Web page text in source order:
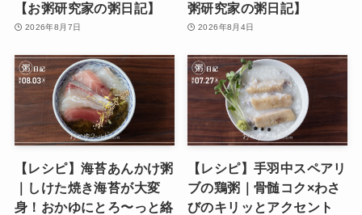
【お粥研究家の粥日記】
2026年8月7日
粥研究家の粥日記】
2026年8月4日
【レシピ】海苔あんかけ粥
｜しけた焼き海苔が大変
身！おかゆにとろ〜っと絡
【レシピ】手羽中スペアリ
ブの鶏粥｜骨髄コク×わさ
びのキリッとアクセント